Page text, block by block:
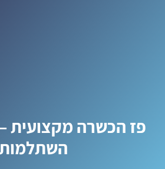
פז הכשרה מקצועית